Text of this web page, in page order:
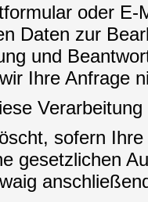
oder
Daten zur
und
Ihre Anfrage
sofern
gesetzlichen